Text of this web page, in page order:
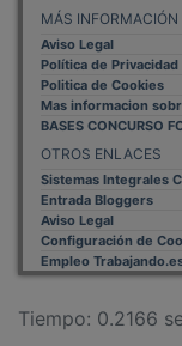
MÁS INFORMACIÓN
Aviso Legal
Política de Privacidad
Politica de Cookies
Mas informacion
BASES CONCURSO
OTROS ENLACES
Sistemas Integrales
Entrada Bloggers
Aviso Legal
Configuración de
Empleo
Tiempo: 0.2166